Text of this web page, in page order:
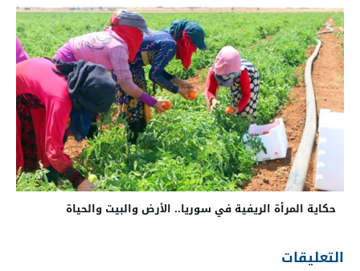
حكاية المرأة الريفية في سوريا.. الأرض والبيت والحياة
التعليقات